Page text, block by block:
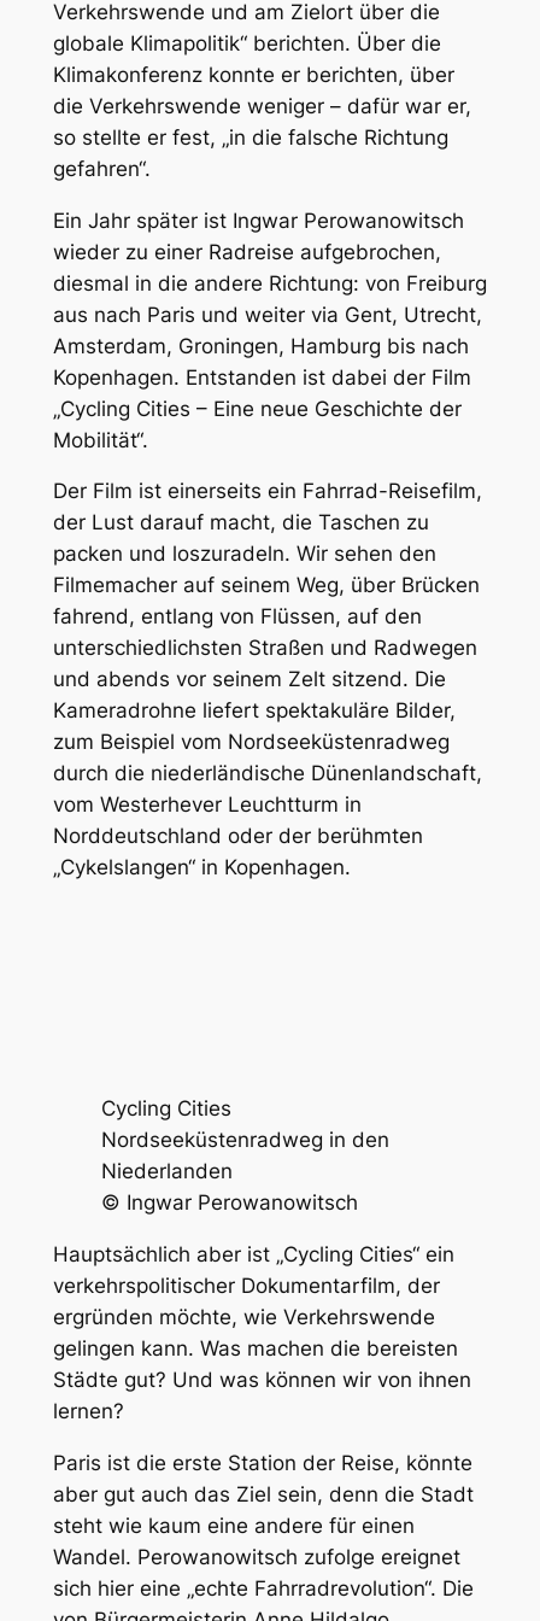
Verkehrswende und am Zielort über die
globale Klimapolitik“ berichten. Über die
Klimakonferenz konnte er berichten, über
die Verkehrswende weniger – dafür war er,
so stellte er fest, „in die falsche Richtung
gefahren“.
Ein Jahr später ist Ingwar Perowanowitsch
wieder zu einer Radreise aufgebrochen,
diesmal in die andere Richtung: von Freiburg
aus nach Paris und weiter via Gent, Utrecht,
Amsterdam, Groningen, Hamburg bis nach
Kopenhagen. Entstanden ist dabei der Film
„Cycling Cities – Eine neue Geschichte der
Mobilität“.
Der Film ist einerseits ein Fahrrad-Reisefilm,
der Lust darauf macht, die Taschen zu
packen und loszuradeln. Wir sehen den
Filmemacher auf seinem Weg, über Brücken
fahrend, entlang von Flüssen, auf den
unterschiedlichsten Straßen und Radwegen
und abends vor seinem Zelt sitzend. Die
Kameradrohne liefert spektakuläre Bilder,
zum Beispiel vom Nordseeküstenradweg
durch die niederländische Dünenlandschaft,
vom Westerhever Leuchtturm in
Norddeutschland oder der berühmten
„Cykelslangen“ in Kopenhagen.
Cycling Cities
Nordseeküstenradweg in den
Niederlanden
© Ingwar Perowanowitsch
Hauptsächlich aber ist „Cycling Cities“ ein
verkehrspolitischer Dokumentarfilm, der
ergründen möchte, wie Verkehrswende
gelingen kann. Was machen die bereisten
Städte gut? Und was können wir von ihnen
lernen?
Paris ist die erste Station der Reise, könnte
aber gut auch das Ziel sein, denn die Stadt
steht wie kaum eine andere für einen
Wandel. Perowanowitsch zufolge ereignet
sich hier eine „echte Fahrradrevolution“. Die